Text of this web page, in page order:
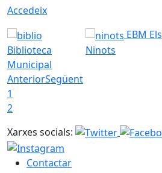
Accedeix
Biblioteca
Municipal
EBM Els
Ninots
AnteriorSegüent
1
2
Xarxes socials:
Contactar